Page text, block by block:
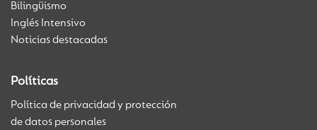
Bilingüismo
Inglés Intensivo
Noticias destacadas
Políticas
Política de privacidad y protección
de datos personales